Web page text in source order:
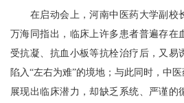
在启动会上，河南中医药大学副校
万海同指出，临床上许多患者普遍存在
受抗凝、抗血小板等抗栓治疗后，又易
陷入“左右为难”的境地；与此同时，中
展现出临床潜力，却缺乏系统、严谨的